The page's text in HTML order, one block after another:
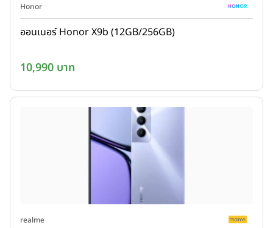
Honor
ออนเนอร์ Honor X9b (12GB/256GB)
10,990 บาท
realme